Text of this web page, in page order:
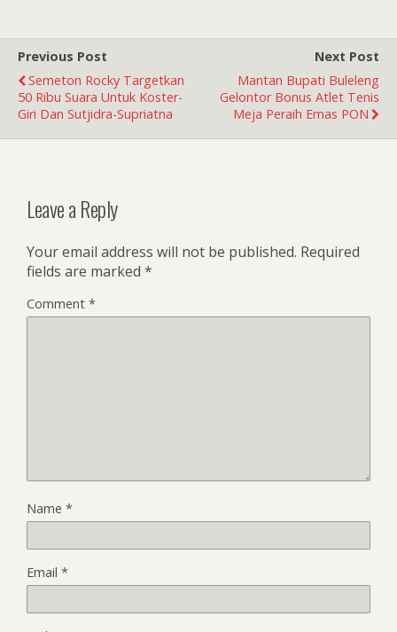
Previous Post
Semeton Rocky Targetkan
50 Ribu Suara Untuk Koster-
Giri Dan Sutjidra-Supriatna
Next Post
Mantan Bupati Buleleng
Gelontor Bonus Atlet Tenis
Meja Peraih Emas PON
Leave a Reply
Your email address will not be published. Required
fields are marked *
Comment *
Name *
Email *